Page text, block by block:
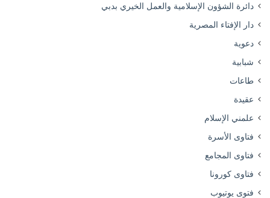
دائرة الشؤون الإسلامية والعمل الخيري بدبي
دار الإفتاء المصرية
دعوية
شبابية
طاعات
عقيدة
علمني الإسلام
فتاوى الأسرة
فتاوى المجامع
فتاوى كورونا
فتوى يوتيوب